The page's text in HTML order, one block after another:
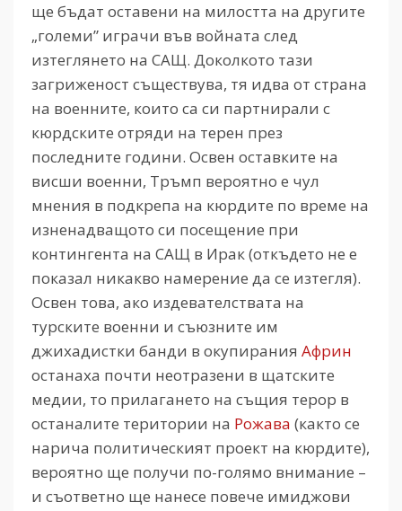
ще бъдат оставени на милостта на другите
„големи” играчи във войната след
изтеглянето на САЩ. Доколкото тази
загриженост съществува, тя идва от страна
на военните, които са си партнирали с
кюрдските отряди на терен през
последните години. Освен оставките на
висши военни, Тръмп вероятно е чул
мнения в подкрепа на кюрдите по време на
изненадващото си посещение при
контингента на САЩ в Ирак (откъдето не е
показал никакво намерение да се изтегля).
Освен това, ако издевателствата на
турските военни и съюзните им
джихадистки банди в окупирания Африн
останаха почти неотразени в щатските
медии, то прилагането на същия терор в
останалите територии на Рожава (както се
нарича политическият проект на кюрдите),
вероятно ще получи по-голямо внимание –
и съответно ще нанесе повече имиджови